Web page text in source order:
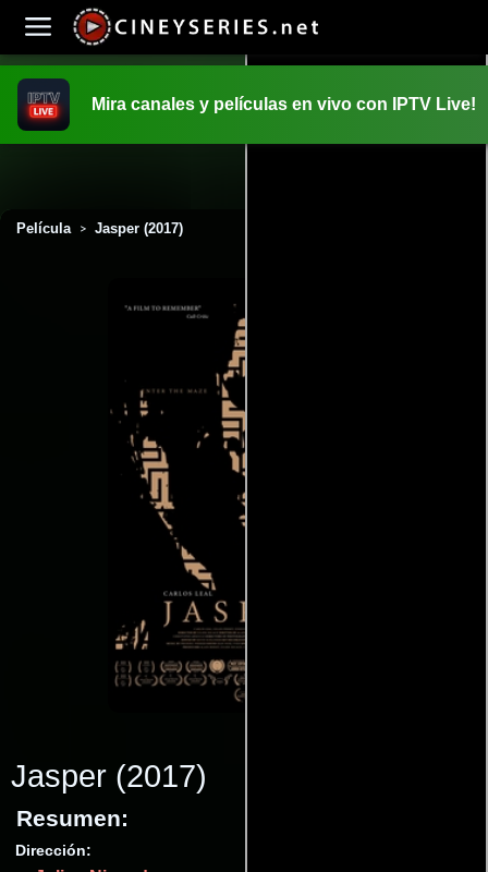
Mira canales y películas en vivo con IPTV Live!
Película > Jasper (2017)
Jasper (2017)
Resumen:
Dirección: